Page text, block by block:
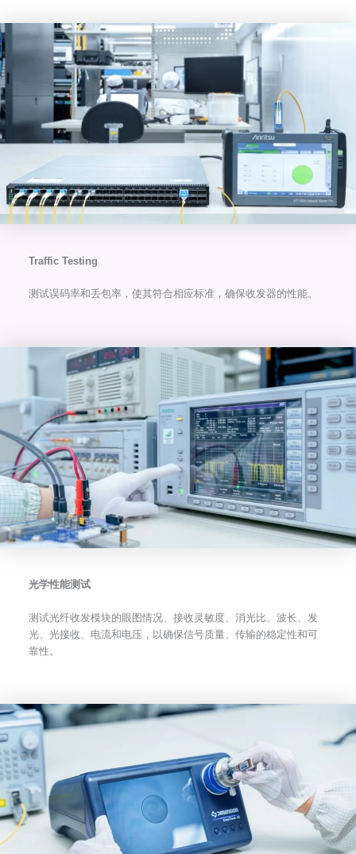
Traffic Testing
测试误码率和丢包率，使其符合相应标准，确保收发器的性能。
光学性能测试
测试光纤收发模块的眼图情况、接收灵敏度、消光比、波长、发
光、光接收、电流和电压，以确保信号质量、传输的稳定性和可
靠性。